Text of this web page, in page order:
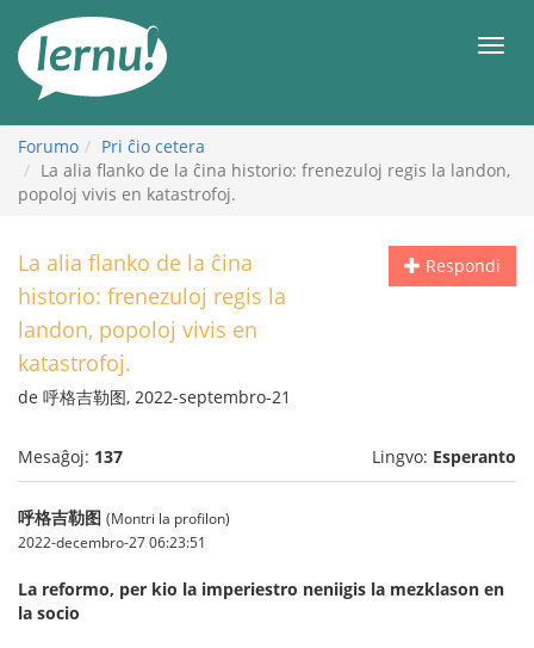
enhavo
Forumo
Pri ĉio cetera
La alia flanko de la ĉina historio: frenezuloj regis la landon,
popoloj vivis en katastrofoj.
Respondi
La alia flanko de la ĉina
historio: frenezuloj regis la
landon, popoloj vivis en
katastrofoj.
de 呼格吉勒图, 2022-septembro-21
Mesaĝoj: 137 Lingvo: Esperanto
呼格吉勒图 (Montri la profilon)
2022-decembro-27 06:23:51
La reformo, per kio la imperiestro neniigis la mezklason en
la socio